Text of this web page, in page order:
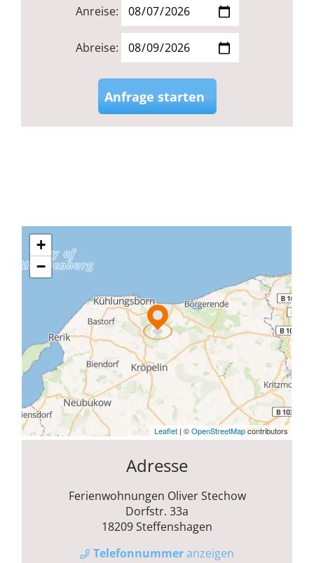
Anreise:
Abreise:
Anfrage starten
Adresse
Ferienwohnungen Oliver Stechow
Dorfstr. 33a
18209 Steffenshagen
Telefonnummeranzeigen